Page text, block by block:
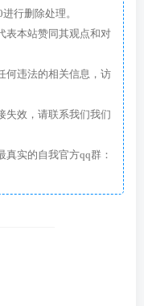
行删除处理。
表本站赞同其观点和对
何违法的相关信息，访
失效，请联系我们我们
实的自我官方qq群：